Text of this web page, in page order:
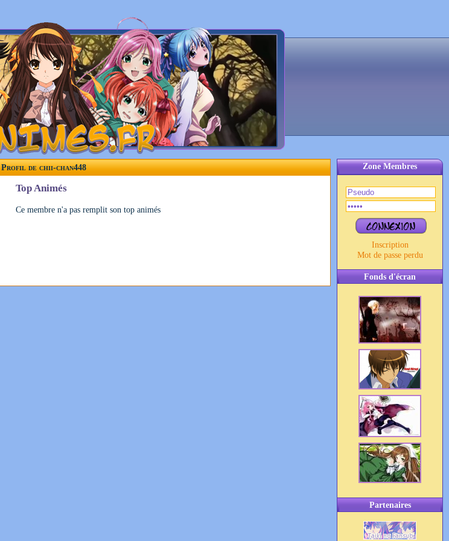
Zone Membres
Inscription
Mot de passe perdu
Fonds d'écran
Partenaires
Profil de chii-chan448
Top Animés
Ce membre n'a pas remplit son top animés